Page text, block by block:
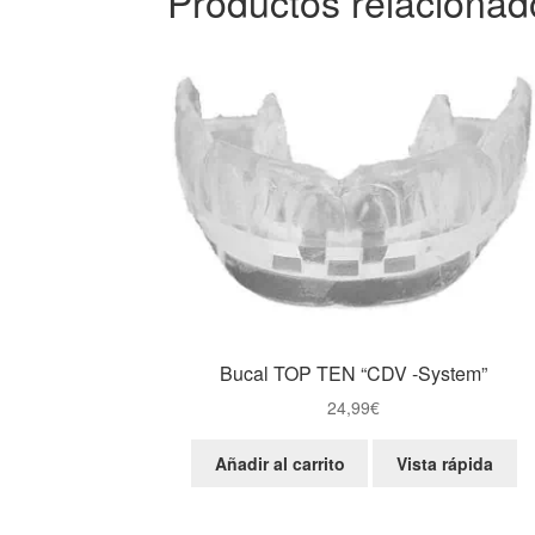
Bucal TOP TEN “CDV -System”
24,99€
Añadir al carrito Vista rápida